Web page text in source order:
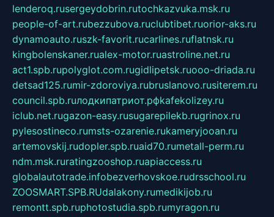
lenderoq.rusergeydobrin.rutochkazvuka.msk.ru
people-of-art.rubezzubova.ruclubtibet.ruorior-aks.ru
dynamoauto.ruszk-favorit.rucarlines.ruflatnsk.ru
kingbolenskaner.rualex-motor.ruastroline.net.ru
act1.spb.rupolyglot.com.rugidlipetsk.ruooo-driada.ru
detsad125.rumir-zdoroviya.rubruslanovo.rusiterem.ru
council.spb.ruлодкипатриот.рфkafekolizey.ru
iclub.net.rugazon-easy.rusugarepilekb.rugrinox.ru
pylesostineco.rumsts-ozarenie.rukameryjooan.ru
artemovskij.rudopler.spb.ruaid70.rumetall-perm.ru
ndm.msk.ruratingzooshop.ruapiaccess.ru
globalautotrade.infobezverhovskoe.rudrsschool.ru
ZOOSMART.SPB.RUdalakony.rumedikijob.ru
remontt.spb.ruphotostudia.spb.rumyragon.ru